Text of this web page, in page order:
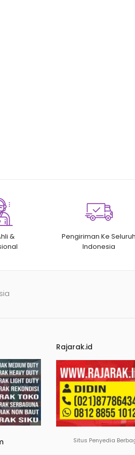
&
Pengiriman Ke Seluruh
Indonesia
Rajarak.id
Situs Penyedia